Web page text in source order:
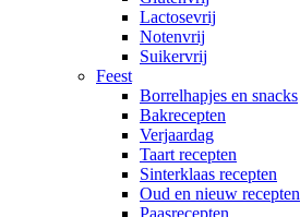
Lactosevrij
Notenvrij
Suikervrij
Feest
Borrelhapjes en snacks
Bakrecepten
Verjaardag
Taart recepten
Sinterklaas recepten
Oud en nieuw recepten
Paasrecepten